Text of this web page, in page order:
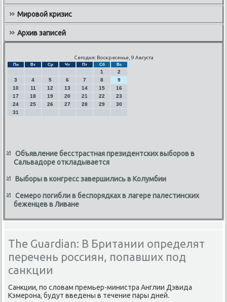
Мировой кризис
Архив записей
Сегодня: Воскресенье, 9 Августа
Пн Вт Ср Чт Пт Сб Вс
1
2
3
4 5 6 7 8
9
10
11 12 13 14 15
16
17
18 19 20 21 22
23
24
25 26 27 28 29
30
31
Объявление бесстрастная президентских выборов в
Сальвадоре откладывается
Выборы в конгресс завершились в Колумбии
Семеро погибли в беспорядках в лагере палестинских
беженцев в Ливане
The Guardian: В Британии определят
перечень россиян, попавших под
санкции
Санкции, по словам премьер-министра Англии Дэвида
Кэмерона, будут введены в течение пары дней.